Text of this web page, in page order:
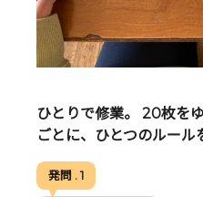
ひとりで修業。 20枚を
ごとに、ひとつのルール
発問 . 1